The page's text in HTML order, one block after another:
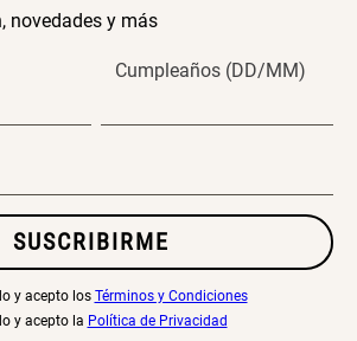
novedades y más
Cumpleaños (DD/MM)
SUSCRIBIRME
y acepto los Términos y Condiciones
y acepto la Política de Privacidad